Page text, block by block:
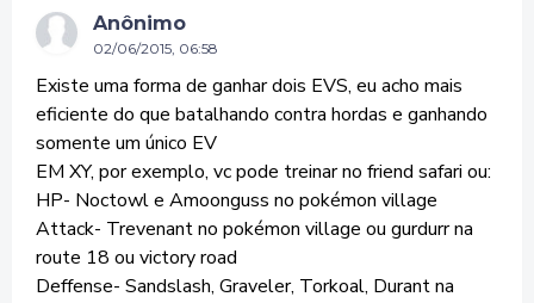
Anônimo
02/06/2015, 06:58
Existe uma forma de ganhar dois EVS, eu acho mais
eficiente do que batalhando contra hordas e ganhando
somente um único EV
EM XY, por exemplo, vc pode treinar no friend safari ou:
HP- Noctowl e Amoonguss no pokémon village
Attack- Trevenant no pokémon village ou gurdurr na
route 18 ou victory road
Deffense- Sandslash, Graveler, Torkoal, Durant na